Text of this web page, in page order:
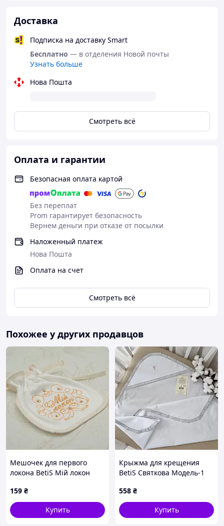
Доставка
Подписка на доставку Smart
Бесплатно — в отделения Новой почты
Узнать больше
Нова Пошта
Смотреть всё
Оплата и гарантии
Безопасная оплата картой
Без переплат
Prom гарантирует безопасность
Вернем деньги при отказе от посылки
Наложенный платеж
Нова Пошта
Оплата на счет
Смотреть всё
Похожее у других продавцов
Мешочек для первого
локона BetiS Мій локон
Золотой 13х16 см 27079511
159 ₴
Купить
Крыжма для крещения
BetiS Святкова Модель-1
27069517
558 ₴
Купить